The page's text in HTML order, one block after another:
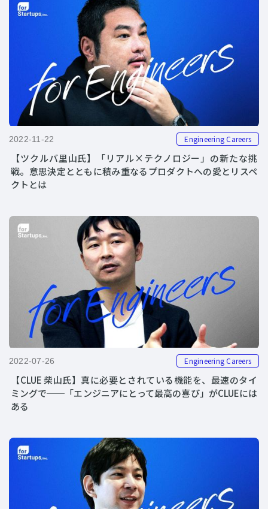
2022-11-22 Engineering Careers
【ツクルバ里山氏】「リアル×テクノロジー」の新たな挑
戦。意思決定とともに積み重なるプロダクトへの愛とリスペ
クトとは
2022-07-26 Engineering Careers
【CLUE 柴山氏】真に必要とされている機能を、最速のタイ
ミングで──「エンジニアにとって最高の喜び」がCLUEには
ある